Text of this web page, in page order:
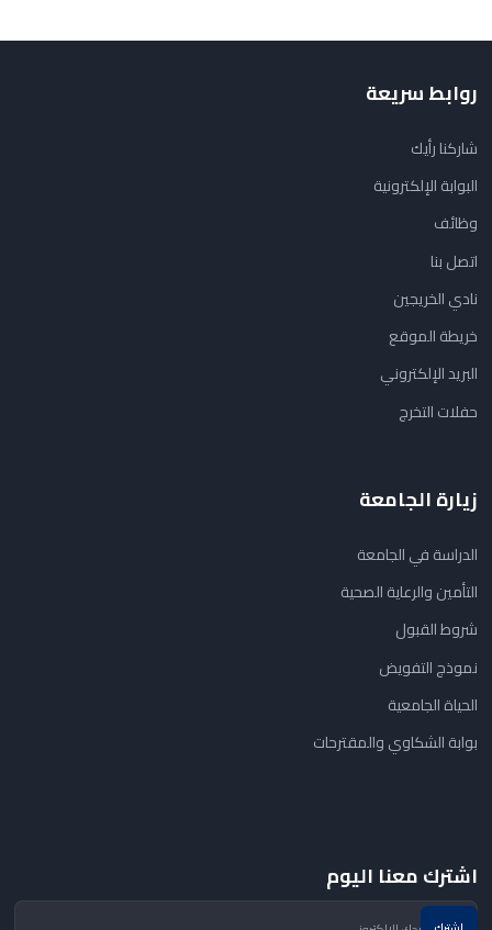
روابط سريعة
شاركنا رأيك
البوابة الإلكترونية
وظائف
اتصل بنا
نادي الخريجين
خريطة الموقع
البريد الإلكتروني
حفلات التخرج
زيارة الجامعة
الدراسة في الجامعة
التأمين والرعاية الصحية
شروط القبول
نموذج التفويض
الحياة الجامعية
بوابة الشكاوي والمقترحات
اشترك معنا اليوم